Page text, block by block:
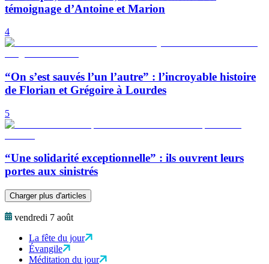
témoignage d’Antoine et Marion
4
“On s’est sauvés l’un l’autre” : l’incroyable histoire
de Florian et Grégoire à Lourdes
5
“Une solidarité exceptionnelle” : ils ouvrent leurs
portes aux sinistrés
Charger plus d'articles
vendredi 7 août
La fête du jour
Évangile
Méditation du jour